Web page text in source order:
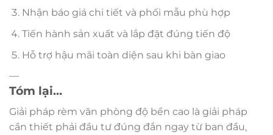
Nhận báo giá chi tiết và phối mẫu phù hợp
Tiến hành sản xuất và lắp đặt đúng tiến độ
Hỗ trợ hậu mãi toàn diện sau khi bàn giao
—
Tóm lại…
Giải pháp rèm văn phòng độ bền cao là giải pháp
cần thiết phải đầu tư đúng đắn ngay từ ban đầu,